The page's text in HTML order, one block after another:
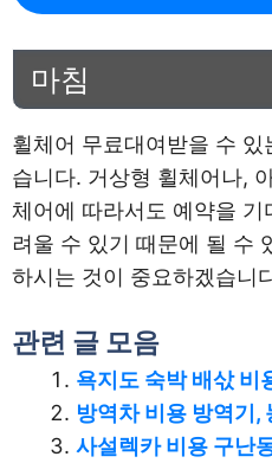
마침
휠체어 무료대여받을 수
습니다. 거상형 휠체어나,
체어에 따라서도 예약을
려울 수 있기 때문에 될 수
하시는 것이 중요하겠습니
관련 글 모음
욕지도 숙박 배삯 비
방역차 비용 방역기,
사설렉카 비용 구난